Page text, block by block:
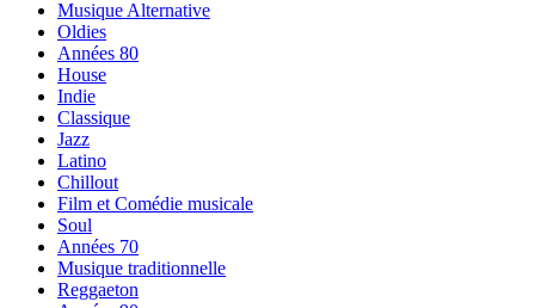
Musique Alternative
Oldies
Années 80
House
Indie
Classique
Jazz
Latino
Chillout
Film et Comédie musicale
Soul
Années 70
Musique traditionnelle
Reggaeton